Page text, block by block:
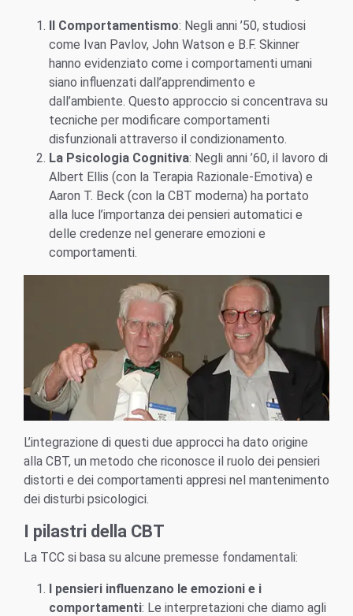
Il Comportamentismo: Negli anni ’50, studiosi
come Ivan Pavlov, John Watson e B.F. Skinner
hanno evidenziato come i comportamenti umani
siano influenzati dall’apprendimento e
dall’ambiente. Questo approccio si concentrava su
tecniche per modificare comportamenti
disfunzionali attraverso il condizionamento.
La Psicologia Cognitiva: Negli anni ’60, il lavoro di
Albert Ellis (con la Terapia Razionale-Emotiva) e
Aaron T. Beck (con la CBT moderna) ha portato
alla luce l’importanza dei pensieri automatici e
delle credenze nel generare emozioni e
comportamenti.
L’integrazione di questi due approcci ha dato origine
alla CBT, un metodo che riconosce il ruolo dei pensieri
distorti e dei comportamenti appresi nel mantenimento
dei disturbi psicologici.
I pilastri della CBT
La TCC si basa su alcune premesse fondamentali:
I pensieri influenzano le emozioni e i
comportamenti: Le interpretazioni che diamo agli